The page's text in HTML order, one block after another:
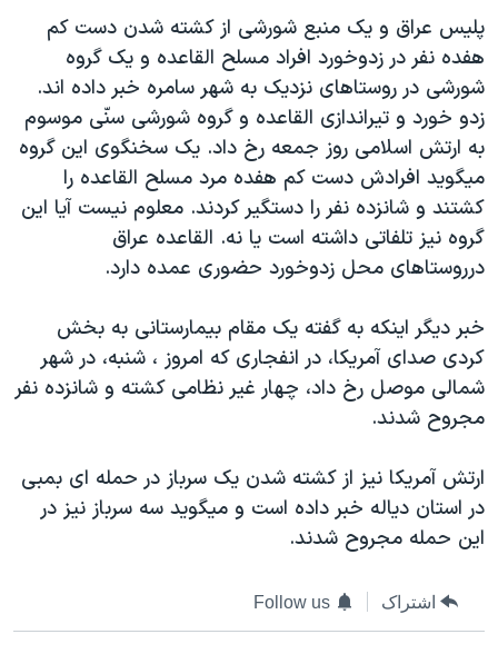
جهش
به
جستجو
ورزشی
گزیده‌ها
ویژه برنامه‌ها
ویدیوها
فرهنگ و زندگی
حقوق شهروندی
اقتصادی
اسرائیل در جنگ
گالری عکس
آرشیو پخش زنده
جام جهانی ۲۰۲۶
عملیات خشم حماسی
۲۵۰سالگی آمریکا
بایگانی برنامه‌های تلویزیونی
مستندها
انتخابات ریاست جمهوری آمریکا ۲۰۲۴
حمله جمهوری اسلامی به اسرائیل
ورزش زنان در ایران
اعتراضات زن، زندگی، آزادی
مجموعه مستندهای دادخواهی
دادگاه حمید نوری
چهل سال گروگان‌گیری
اعتراضات مردمی آبان ۹۸
فرکانس‌های صدای آمریکا
پخش رادیویی
یادگیری زبان انگلیسی
دنبال کنید
زبانهای مختلف
پليس عراق و يک منبع شورشی از کشته شدن دست کم
هفده نفر در زدوخورد افراد مسلح القاعده و يک گروه
شورشی در روستاهای نزديک به شهر سامره خبر داده اند.
زدو خورد و تيراندازی القاعده و گروه شورشی سنّی موسوم
به ارتش اسلامی روز جمعه رخ داد. يک سخنگوی اين گروه
ميگويد افرادش دست کم هفده مرد مسلح القاعده را
کشتند و شانزده نفر را دستگير کردند. معلوم نيست آيا اين
گروه نيز تلفاتی داشته است يا نه. القاعده عراق
درروستاهای محل زدوخورد حضوری عمده دارد.
خبر ديگر اينکه به گفته يک مقام بيمارستانی به بخش
کردی صدای آمريکا، در انفجاری که امروز ، شنبه، در شهر
شمالی موصل رخ داد، چهار غير نظامی کشته و شانزده نفر
مجروح شدند.
ارتش آمريکا نيز از کشته شدن يک سرباز در حمله ای بمبی
در استان دياله خبر داده است و ميگويد سه سرباز نيز در
اين حمله مجروح شدند.
اشتراک Follow us